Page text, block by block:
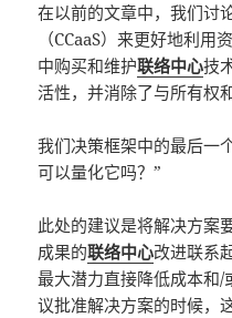
在以前的文章中，我们讨
（CCaaS）来更好地利
中购买和维护联络中心技
活性，并消除了与所有权
我们决策框架中的最后一
可以量化它吗？”
此处的建议是将解决方案
成果的联络中心改进联系
最大潜力直接降低成本和
议批准解决方案的时候，